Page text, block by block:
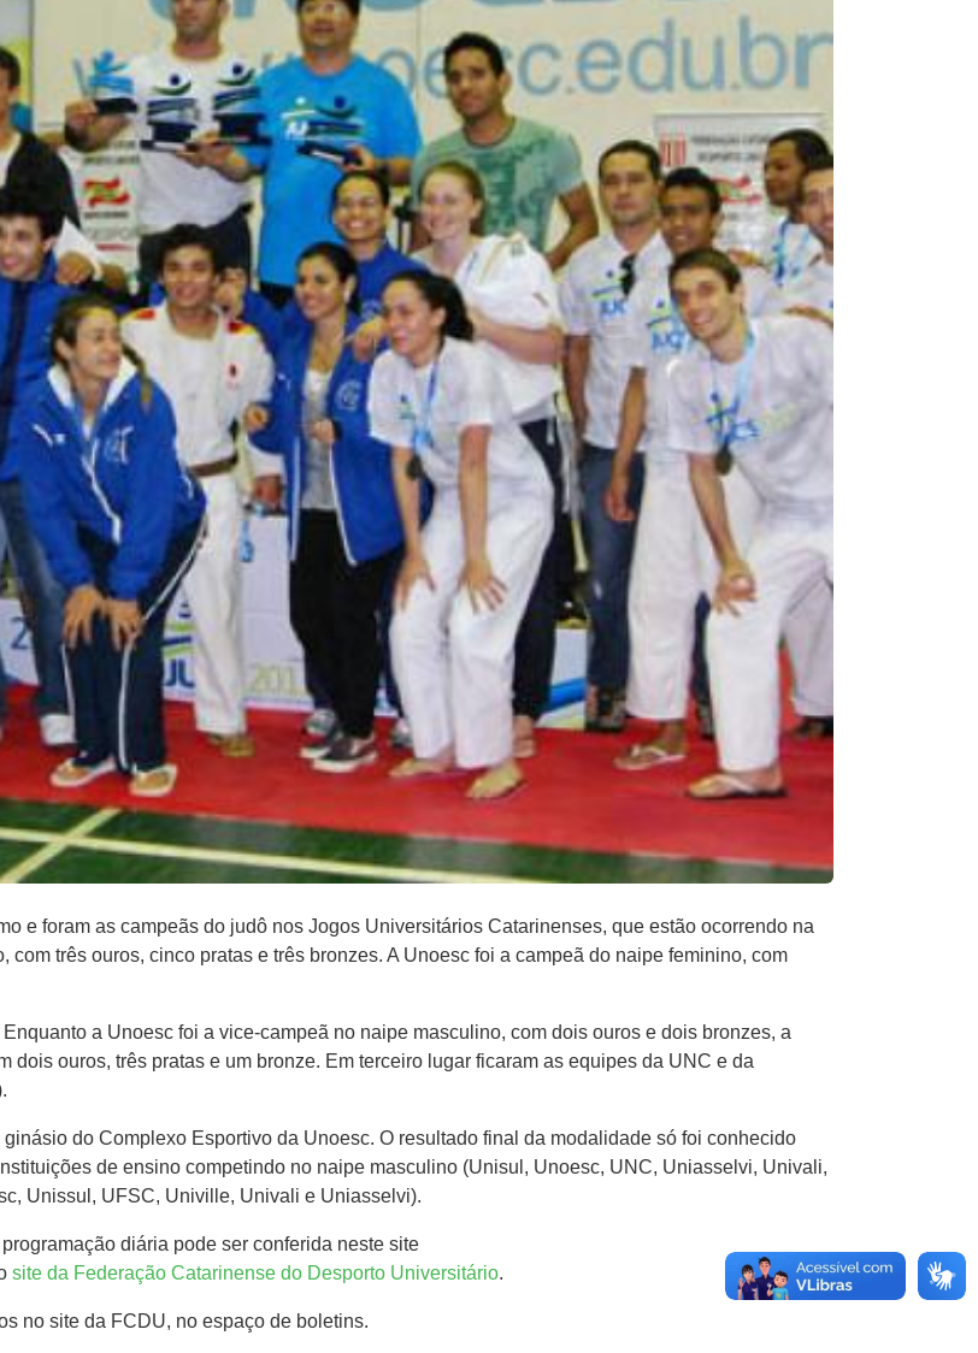
e foram as campeãs do judô nos Jogos Universitários Catarinenses, que estão ocorrendo na
três ouros, cinco pratas e três bronzes. A Unoesc foi a campeã do naipe feminino, com
a Unoesc foi a vice-campeã no naipe masculino, com dois ouros e dois bronzes, a
ouros, três pratas e um bronze. Em terceiro lugar ficaram as equipes da UNC e da
do Complexo Esportivo da Unoesc. O resultado final da modalidade só foi conhecido
de ensino competindo no naipe masculino (Unisul, Unoesc, UNC, Uniasselvi, Univali,
Unissul, UFSC, Univille, Univali e Uniasselvi).
diária pode ser conferida neste site
site da Federação Catarinense do Desporto Universitário.
no site da FCDU, no espaço de boletins.